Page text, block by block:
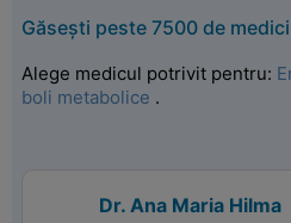
Găsești peste 7500 de
Alege medicul potrivit pentru:
boli metabolice .
Dr. Ana Maria Hilma